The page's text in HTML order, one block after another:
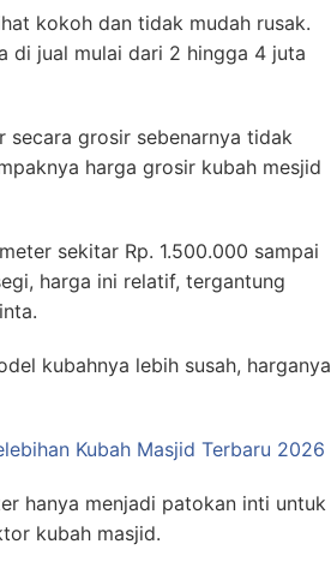
kokoh dan tidak mudah rusak.
di jual mulai dari 2 hingga 4 juta
secara grosir sebenarnya tidak
harga grosir kubah mesjid
sekitar Rp. 1.500.000 sampai
harga ini relatif, tergantung
kubahnya lebih susah, harganya
Kubah Masjid Terbaru 2026
hanya menjadi patokan inti untuk
kubah masjid.